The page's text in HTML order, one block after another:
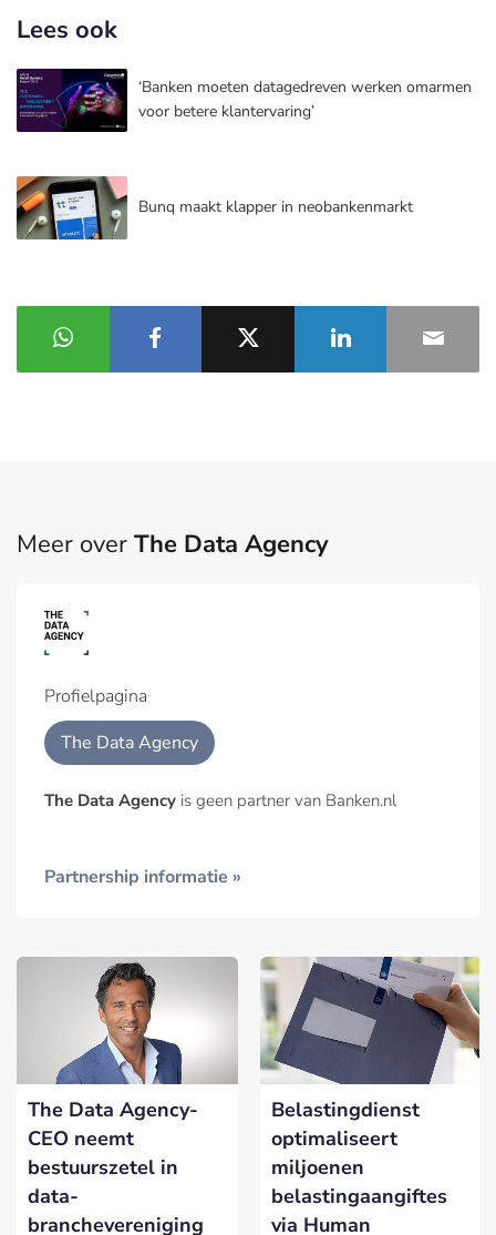
Lees ook
‘Banken moeten datagedreven werken omarmen
voor betere klantervaring’
Bunq maakt klapper in neobankenmarkt
Meer over The Data Agency
Profielpagina
The Data Agency
The Data Agency is geen partner van Banken.nl
Partnership informatie »
The Data Agency-
CEO neemt
bestuurszetel in
data-
branchevereniging
Belastingdienst
optimaliseert
miljoenen
belastingaangiftes
via Human